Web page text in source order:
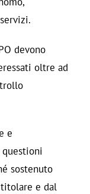
devono
oltre ad
e
sostenuto
e dal